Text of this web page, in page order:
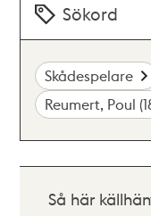
Sökord
Skådespelare
Reumert, Poul
Så här